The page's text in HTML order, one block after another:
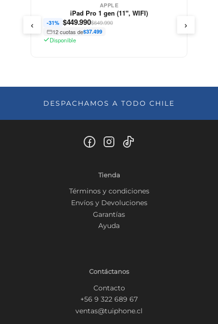
APPLE
iPad Pro 1 gen (11", WIFI)
-31% $449.990$649.990
12 cuotas de$37.499
Disponible
‹ ›
DESPACHAMOS A TODO CHILE
Tienda
Términos y condiciones
Envíos y Devoluciones
Garantías
Ayuda
Contáctanos
Contacto
+56 9 322 689 67
ventas@tuiphone.cl